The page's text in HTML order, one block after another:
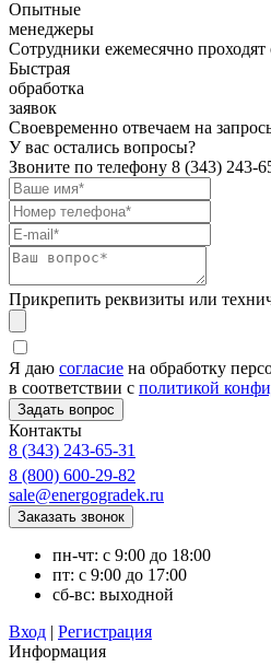
Опытные
менеджеры
Сотрудники ежемесячно проходят
Быстрая
обработка
заявок
Своевременно отвечаем на
У вас остались вопросы?
Звоните по телефону 8 (343) 243-
Прикрепить реквизиты или
Я даю согласие на обработку
в соответствии с политикой
Контакты
8 (343) 243-65-31
8 (800) 600-29-82
sale@energogradek.ru
пн-чт: с 9:00 до 18:00
пт: с 9:00 до 17:00
сб-вс: выходной
Вход | Регистрация
Информация